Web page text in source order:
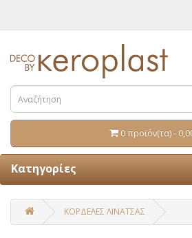
0 προϊόν(τα) -
Κατηγορίες
ΚΟΡΔΕΛΕΣ ΛΙΝΑΤΣΑΣ